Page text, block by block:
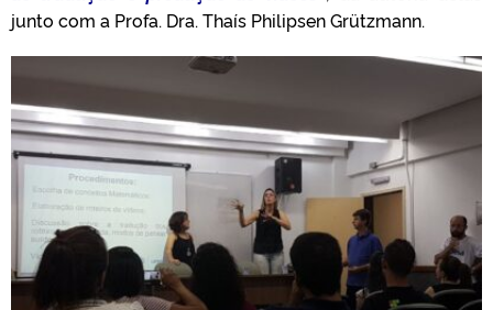
junto com a Profa. Dra. Thaís Philipsen Grützmann.